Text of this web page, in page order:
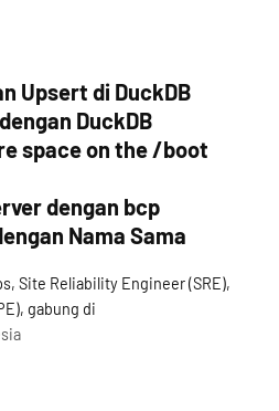
Upsert di DuckDB
DuckDB
space on the /boot
dengan bcp
Nama Sama
Site Reliability Engineer (SRE),
gabung di